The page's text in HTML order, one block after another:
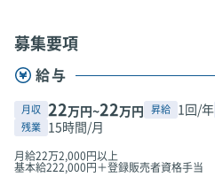
募集要項
給与
月収 22万円~22万円 昇給 1回/年
残業 15時間/月
月給22万2,000円以上
基本給222,000円＋登録販売者資格手当